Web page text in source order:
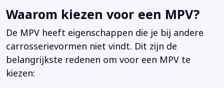
Waarom kiezen voor een MPV?
De MPV heeft eigenschappen die je bij andere
carrosserievormen niet vindt. Dit zijn de
belangrijkste redenen om voor een MPV te
kiezen: